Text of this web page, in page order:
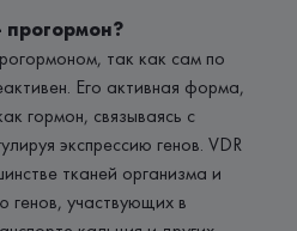
так как сам по
Его активная форма,
гормон, связываясь с
экспрессию генов. VDR
тканей организма и
генов, участвующих в